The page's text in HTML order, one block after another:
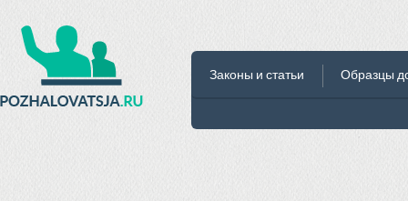
Законы и статьи Образцы